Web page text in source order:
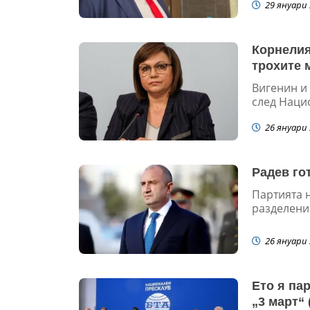
29 януари
трохите
Вигенин
след
26 януари
Радев
Партията
26 януари
Ето я
„3